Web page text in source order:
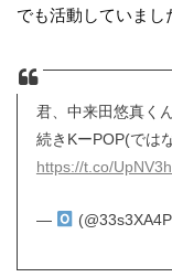
でも活動していまし
君、中来田悠真く
続きKーPOP(では
https://t.co/
—